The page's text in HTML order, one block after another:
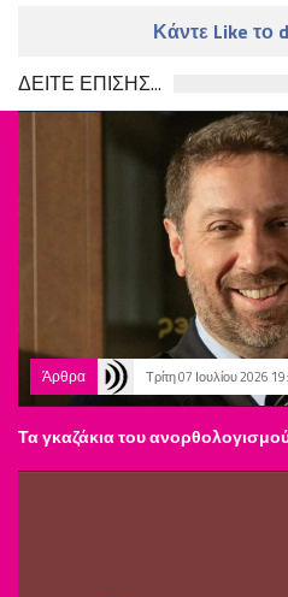
Κάντε Like το
ΔΕΙΤΕ ΕΠΙΣΗΣ...
Άρθρα Τρίτη 07 Ιουλίου 2026
Τα γκαζάκια του